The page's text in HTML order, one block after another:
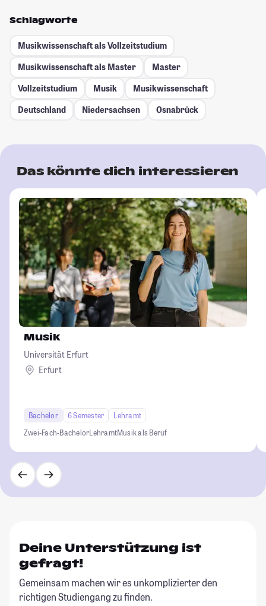
Schlagworte
Musikwissenschaft als Vollzeitstudium
Musikwissenschaft als Master
Master
Vollzeitstudium
Musik
Musikwissenschaft
Deutschland
Niedersachsen Osnabrück
Das könnte dich interessieren
Musik
Universität Erfurt
Erfurt
Bachelor 6 Semester
Lehramt
Zwei-Fach-BachelorLehramtMusik als Beruf
Deine Unterstützung ist
gefragt!
Gemeinsam machen wir es unkomplizierter den
richtigen Studiengang zu finden.